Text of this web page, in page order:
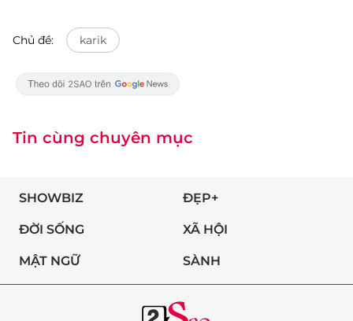
Chủ đề: karik
Tin cùng chuyên mục
SHOWBIZ ĐẸP+
ĐỜI SỐNG XÃ HỘI
MẬT NGỮ SÀNH